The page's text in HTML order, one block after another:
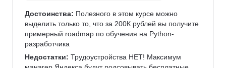
Достоинства: Полезного в этом курсе можно
выделить только то, что за 200К рублей вы получите
примерный roadmap по обучения на Python-
разработчика
Недостатки: Трудоустройства НЕТ! Максимум